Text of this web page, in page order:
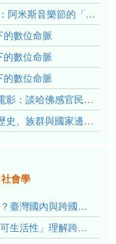
斯音樂節的「對話觀察」
的數位命脈
的數位命脈
的數位命脈
哈佛感官民族誌實驗室
有多長》、《高砂的翅膀》、《檔案／李光輝》
會學
「散播愛心」還是「打工度假」？臺灣國內與跨國捐卵的利他修辭、金錢動機與身體代價
當性別不只是種身分：從「情慾可生活性」理解跨性別者的身體、慾望與認同探索